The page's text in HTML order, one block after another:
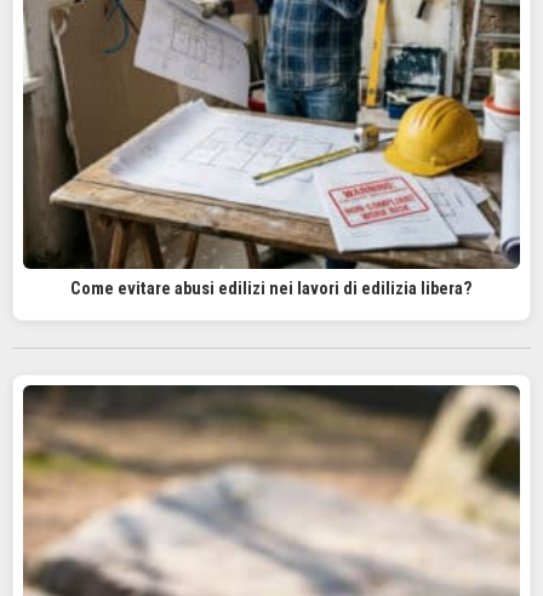
Come evitare abusi edilizi nei lavori di edilizia libera?